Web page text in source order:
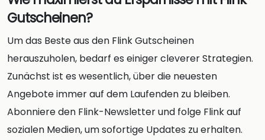
Gutscheinen?
Um das Beste aus den Flink Gutscheinen
herauszuholen, bedarf es einiger cleverer Strategien.
Zunächst ist es wesentlich, über die neuesten
Angebote immer auf dem Laufenden zu bleiben.
Abonniere den Flink-Newsletter und folge Flink auf
sozialen Medien, um sofortige Updates zu erhalten.